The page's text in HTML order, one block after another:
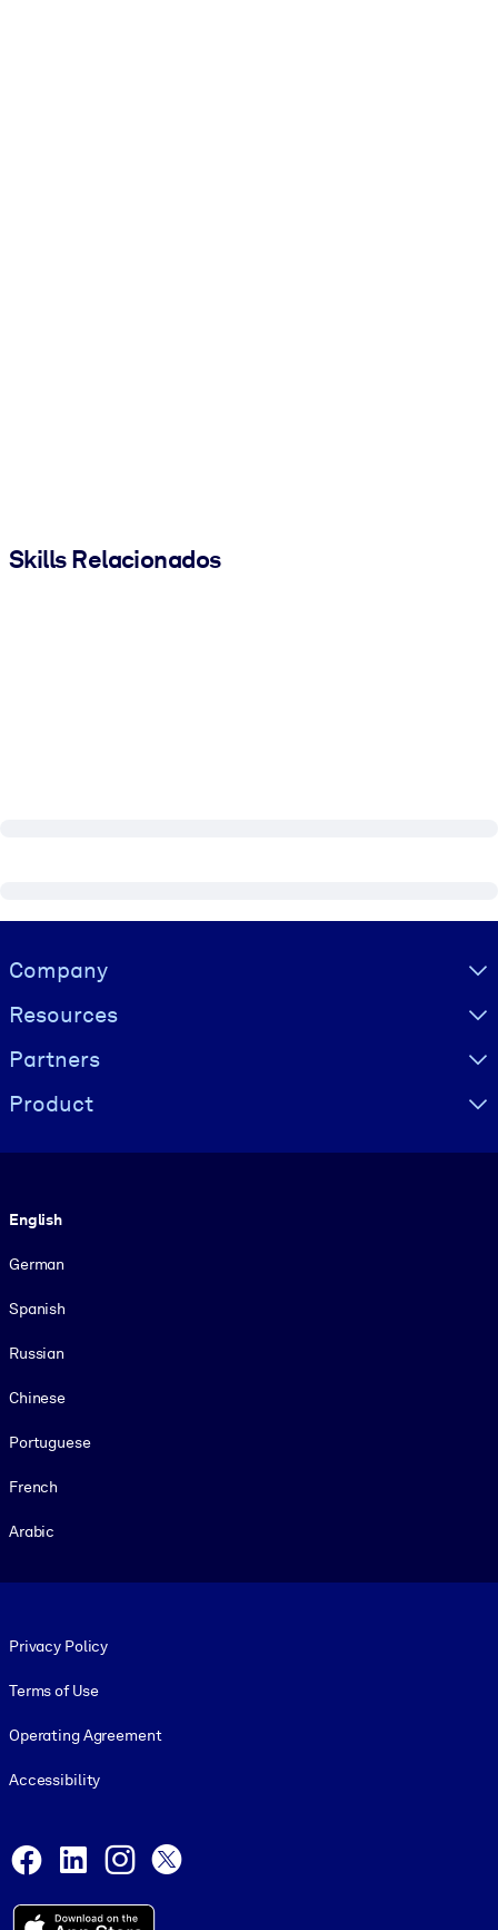
Skills Relacionados
Visually hidden Text
Company
Resources
Partners
Product
English
German
Spanish
Russian
Chinese
Portuguese
French
Arabic
Privacy Policy
Terms of Use
Operating Agreement
Accessibility
Facebook
LinkedInInstagram